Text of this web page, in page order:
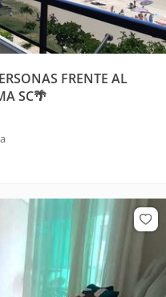
FRENTE AL
SC🌴